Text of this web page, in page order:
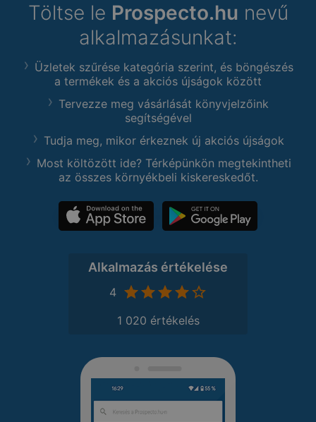
Töltse le Prospecto.hu nevű
alkalmazásunkat:
Üzletek szűrése kategória szerint, és böngészés
a termékek és a akciós újságok között
Tervezze meg vásárlását könyvjelzőink
segítségével
Tudja meg, mikor érkeznek új akciós újságok
Most költözött ide? Térképünkön megtekintheti
az összes környékbeli kiskereskedőt.
Alkalmazás értékelése
4
1 020 értékelés